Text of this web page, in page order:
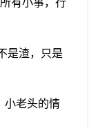
是渣，只是
小老头的情